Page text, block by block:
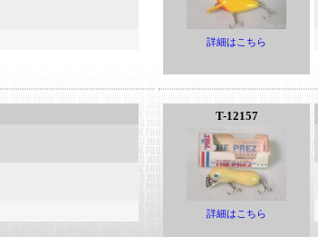
詳細はこちら
T-12157
詳細はこちら